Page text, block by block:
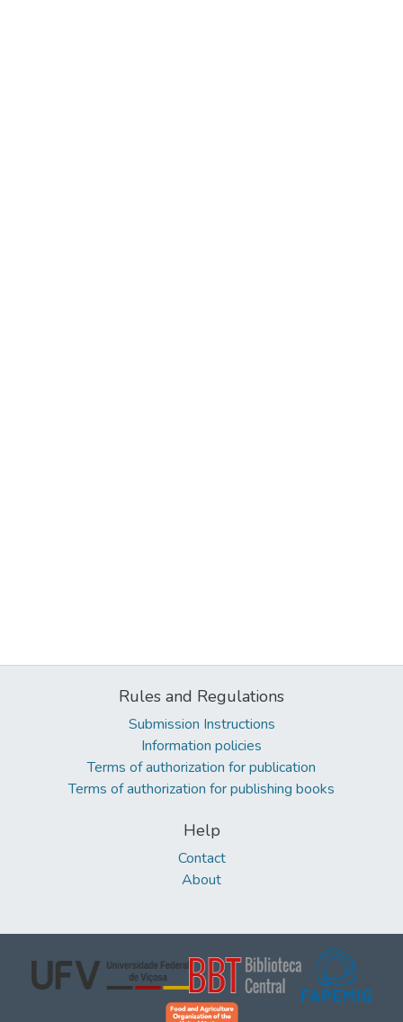
Rules and Regulations
Submission Instructions
Information policies
Terms of authorization for publication
Terms of authorization for publishing books
Help
Contact
About